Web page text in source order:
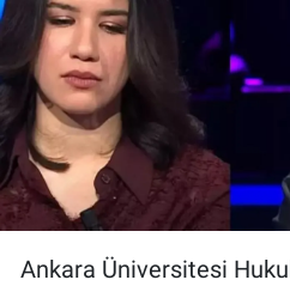
Ankara Üniversitesi
Programlar
Sağlık
Spor
Teknoloji
Türkiye'nin Geleceği